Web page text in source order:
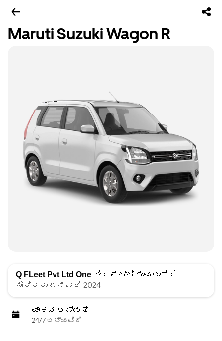
Maruti Suzuki Wagon R
Q FLeet Pvt Ltd One ರಿಂದ ಪಟ್ಟಿ ಮಾಡಲಾಗಿದೆ
ಸೇರಿದರು ಜನವರಿ 2024
ವಾಹನ ಲಭ್ಯತೆ
24/7 ಲಭ್ಯವಿದೆ